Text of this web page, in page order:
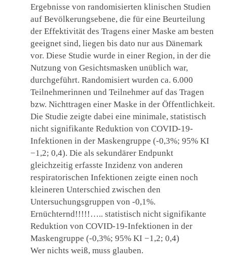
Ergebnisse von randomisierten klinischen Studien
auf Bevölkerungsebene, die für eine Beurteilung
der Effektivität des Tragens einer Maske am besten
geeignet sind, liegen bis dato nur aus Dänemark
vor. Diese Studie wurde in einer Region, in der die
Nutzung von Gesichtsmasken unüblich war,
durchgeführt. Randomisiert wurden ca. 6.000
Teilnehmerinnen und Teilnehmer auf das Tragen
bzw. Nichttragen einer Maske in der Öffentlichkeit.
Die Studie zeigte dabei eine minimale, statistisch
nicht signifikante Reduktion von COVID-19-
Infektionen in der Maskengruppe (-0,3%; 95% KI
−1,2; 0,4). Die als sekundärer Endpunkt
gleichzeitig erfasste Inzidenz von anderen
respiratorischen Infektionen zeigte einen noch
kleineren Unterschied zwischen den
Untersuchungsgruppen von -0,1%.
Ernüchternd!!!!!….. statistisch nicht signifikante
Reduktion von COVID-19-Infektionen in der
Maskengruppe (-0,3%; 95% KI −1,2; 0,4)
Wer nichts weiß, muss glauben.